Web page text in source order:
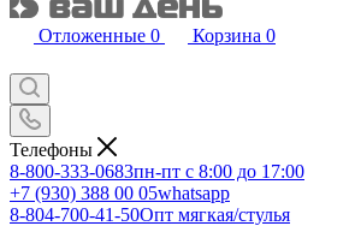
Отложенные 0 Корзина 0
Телефоны
8-800-333-0683пн-пт с 8:00 до 17:00
+7 (930) 388 00 05whatsapp
8-804-700-41-50Опт мягкая/стулья